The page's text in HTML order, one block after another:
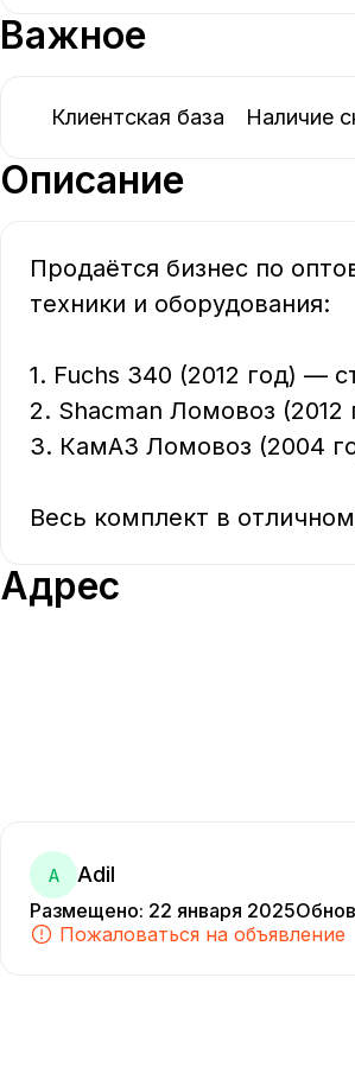
Важное
Клиентская база Наличие
Описание
Продаётся бизнес по
техники и оборудования:
1. Fuchs 340 (2012 год) —
2. Shacman Ломовоз
3. КамАЗ Ломовоз (2004
Весь комплект в
Адрес
A Adil
Размещено: 22 января 2025
Пожаловаться на объявление